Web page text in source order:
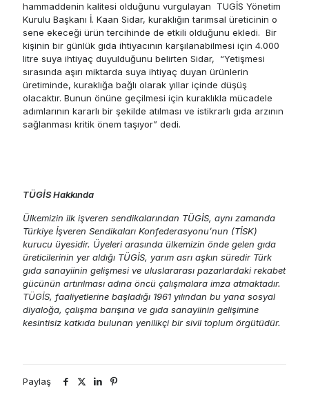
hammaddenin kalitesi olduğunu vurgulayan TUGİS Yönetim
Kurulu Başkanı İ. Kaan Sidar, kuraklığın tarımsal üreticinin o
sene ekeceği ürün tercihinde de etkili olduğunu ekledi. Bir
kişinin bir günlük gıda ihtiyacının karşılanabilmesi için 4.000
litre suya ihtiyaç duyulduğunu belirten Sidar, “Yetişmesi
sırasında aşırı miktarda suya ihtiyaç duyan ürünlerin
üretiminde, kuraklığa bağlı olarak yıllar içinde düşüş
olacaktır. Bunun önüne geçilmesi için kuraklıkla mücadele
adımlarının kararlı bir şekilde atılması ve istikrarlı gıda arzının
sağlanması kritik önem taşıyor” dedi.
TÜGİS Hakkında
Ülkemizin ilk işveren sendikalarından TÜGİS, aynı zamanda
Türkiye İşveren Sendikaları Konfederasyonu’nun (TİSK)
kurucu üyesidir. Üyeleri arasında ülkemizin önde gelen gıda
üreticilerinin yer aldığı TÜGİS, yarım asrı aşkın süredir Türk
gıda sanayiinin gelişmesi ve uluslararası pazarlardaki rekabet
gücünün artırılması adına öncü çalışmalara imza atmaktadır.
TÜGİS, faaliyetlerine başladığı 1961 yılından bu yana sosyal
diyaloğa, çalışma barışına ve gıda sanayiinin gelişimine
kesintisiz katkıda bulunan yenilikçi bir sivil toplum örgütüdür.
Paylaş